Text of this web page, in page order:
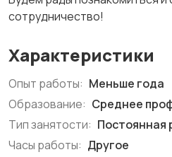
сотрудничество!
Характеристики
Опыт работы: Меньше года
Образование: Среднее
Тип занятости: Постоянная
Часы работы: Другое